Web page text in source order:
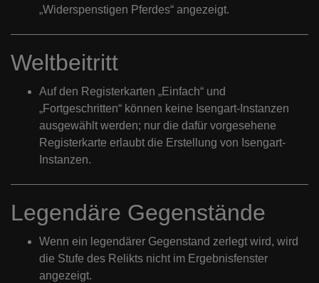
„Widerspenstigen Pferdes“ angezeigt.
Weltbeitritt
Auf den Registerkarten „Einfach“ und
„Fortgeschritten“ können keine Isengart-Instanzen
ausgewählt werden; nur die dafür vorgesehene
Registerkarte erlaubt die Erstellung von Isengart-
Instanzen.
Legendäre Gegenstände
Wenn ein legendärer Gegenstand zerlegt wird, wird
die Stufe des Relikts nicht im Ergebnisfenster
angezeigt.